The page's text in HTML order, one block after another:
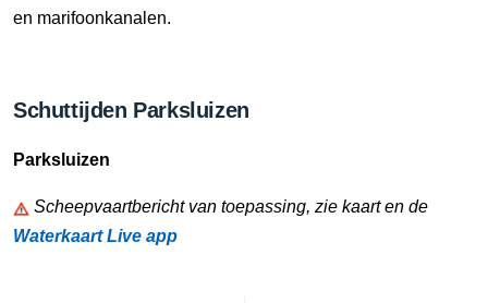
en marifoonkanalen.
Schuttijden Parksluizen
Parksluizen
Scheepvaartbericht van toepassing, zie kaart en de
Waterkaart Live app